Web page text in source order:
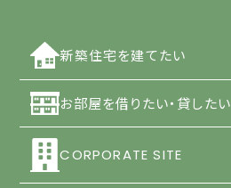
新築住宅を建てたい
お部屋を借りたい・貸したい
CORPORATE SITE